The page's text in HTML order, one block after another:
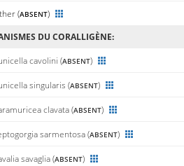
(ABSENT)
DU CORALLIGÈNE:
cavolini (ABSENT)
singularis (ABSENT)
clavata (ABSENT)
sarmentosa (ABSENT)
savaglia (ABSENT)